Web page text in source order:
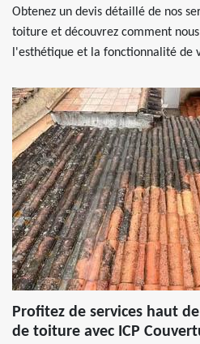
Obtenez un devis détaillé de nos
toiture et découvrez comment
l'esthétique et la fonctionnalité de
Profitez de services haut
de toiture avec ICP